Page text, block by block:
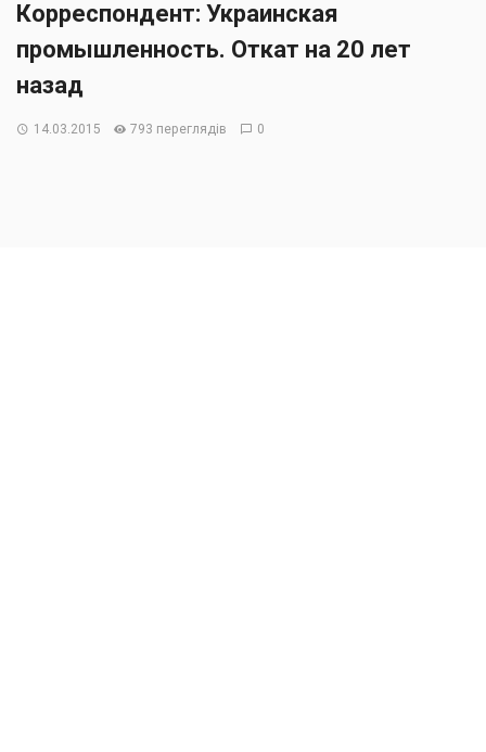
Корреспондент: Украинская
промышленность. Откат на 20 лет
назад
14.03.2015 793 переглядів 0